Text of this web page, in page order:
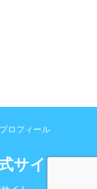
プロフィール
サイト